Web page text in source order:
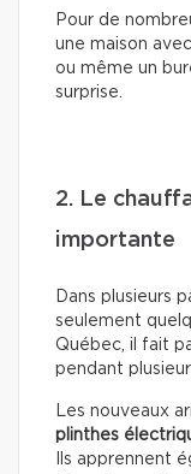
Pour de
une maison
ou même un
surprise.
2. Le
importante
Dans plusieurs
seulement
Québec, il fait
pendant
Les nouveaux
plinthes
Ils apprennent